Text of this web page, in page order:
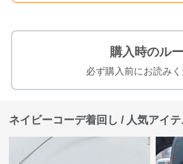
購入時のル
必ず購入前にお読みく
ネイビーコーデ着回し / 人気アイ